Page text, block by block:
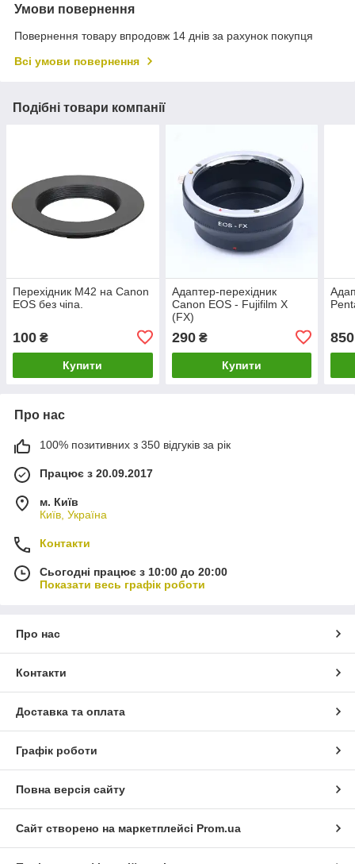
Умови повернення
Повернення товару впродовж 14 днів за рахунок покупця
Всі умови повернення
Подібні товари компанії
Перехідник М42 на Canon
EOS без чіпа.
100 ₴
Купити
Адаптер-перехідник
Canon EOS - Fujifilm X
(FX)
290₴
Купити
850
Про нас
100% позитивних з 350 відгуків за рік
Працює з 20.09.2017
м. Київ
Київ, Україна
Контакти
Сьогодні працює з 10:00 до 20:00
Показати весь графік роботи
Про нас
Контакти
Доставка та оплата
Графік роботи
Повна версія сайту
Сайт створено на маркетплейсі Prom.ua